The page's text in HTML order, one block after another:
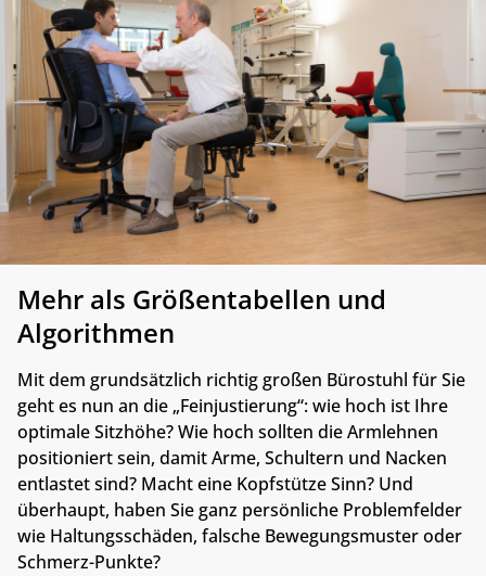
Mehr als Größentabellen und
Algorithmen
Mit dem grundsätzlich richtig großen Bürostuhl für Sie
geht es nun an die „Feinjustierung“: wie hoch ist Ihre
optimale Sitzhöhe? Wie hoch sollten die Armlehnen
positioniert sein, damit Arme, Schultern und Nacken
entlastet sind? Macht eine Kopfstütze Sinn? Und
überhaupt, haben Sie ganz persönliche Problemfelder
wie Haltungsschäden, falsche Bewegungsmuster oder
Schmerz-Punkte?